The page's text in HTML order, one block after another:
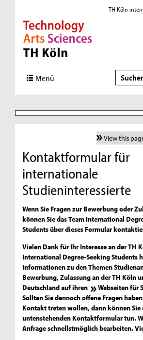
Direkt zur Hauptnavigation
Direkt zur Subnavigation
Direkt zum Inhalt
Direkt zum Fußbereich
TH Köln
Menü Suche
View this
Kontaktformular für
internationale
Studieninteressierte
Wenn Sie Fragen zur Bewerbung oder
können Sie das Team International
Students über dieses Formular
Vielen Dank für Ihr Interesse an der TH
International Degree-Seeking Students
Informationen zu den Themen
Bewerbung, Zulassung an der TH Köln
Deutschland auf ihren
Webseitenfür
Sollten Sie dennoch offene Fragen
Kontakt treten wollen, dann können Sie
untenstehenden Kontaktformular tun.
Anfrage schnellstmöglich bearbeiten.